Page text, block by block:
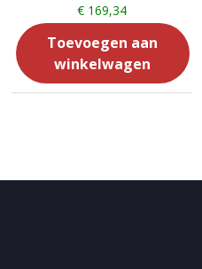
€169,34
Toevoegen aan
winkelwagen